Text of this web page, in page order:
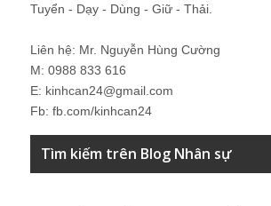
Tuyển - Dạy - Dùng - Giữ - Thải.
Liên hệ: Mr. Nguyễn Hùng Cường
M: 0988 833 616
E: kinhcan24@gmail.com
Fb: fb.com/kinhcan24
Tìm kiếm trên Blog Nhân sự